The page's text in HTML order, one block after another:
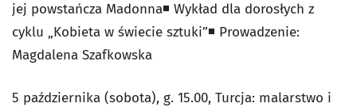
jej powstańcza Madonna◾️ Wykład dla dorosłych z
cyklu „Kobieta w świecie sztuki”◾️ Prowadzenie:
Magdalena Szafkowska
5 października (sobota), g. 15.00, Turcja: malarstwo i